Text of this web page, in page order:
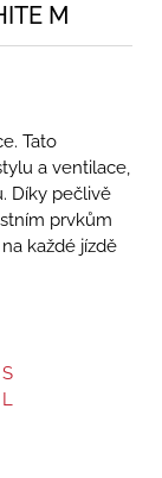
M
Tato
a ventilace,
Díky pečlivě
prvkům
každé jízdě